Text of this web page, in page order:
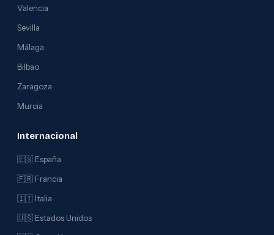
Valencia
Sevilla
Málaga
Bilbao
Zaragoza
Murcia
Internacional
🇪🇸 España
🇫🇷 Francia
🇮🇹 Italia
🇺🇸 Estados Unidos